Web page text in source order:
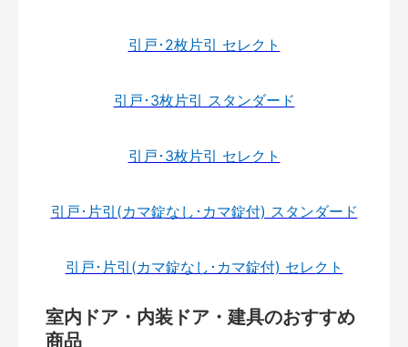
引戸･2枚片引 セレクト
引戸･3枚片引 スタンダード
引戸･3枚片引 セレクト
引戸･片引(カマ錠なし･カマ錠付) スタンダード
引戸･片引(カマ錠なし･カマ錠付) セレクト
室内ドア・内装ドア・建具のおすすめ
商品